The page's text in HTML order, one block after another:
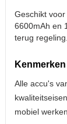
Geschikt
6600mAh en
terug regeling.
Alle accu's
mobiel